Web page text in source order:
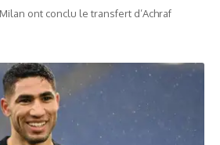
ont conclu le transfert d’Achraf